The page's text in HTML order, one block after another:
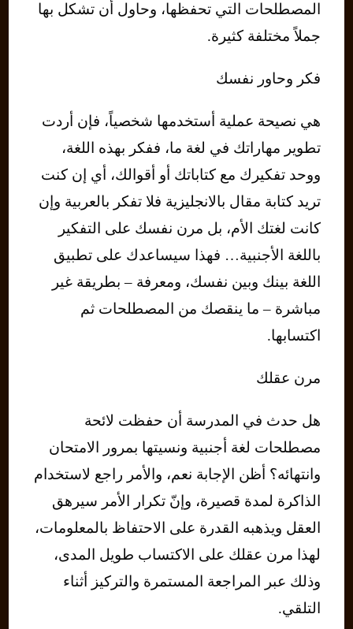
المصطلحات التي تحفظها، وحاول أن تشكل بها
جملاً مختلفة كثيرة.
فكر وحاور نفسك
هي نصيحة عملية أستخدمها شخصياً، فإن أردت
تطوير مهاراتك في لغة ما، ففكر بهذه اللغة،
ووحد تفكيرك مع كتاباتك أو أقوالك، أي إن كنت
تريد كتابة مقال بالانجليزية فلا تفكر بالعربية وإن
كانت لغتك الأم، بل مرن نفسك على التفكير
باللغة الأجنبية… فهذا سيساعدك على تطبيق
اللغة بينك وبين نفسك، ومعرفة – بطريقة غير
مباشرة – ما ينقصك من المصطلحات ثم
اكتسابها.
مرن عقلك
هل حدث في المدرسة أن حفظت لائحة
مصطلحات لغة أجنبية ونسيتها بمرور الامتحان
وانتهائه؟ أظن الإجابة نعم، والأمر راجع لاستخدام
الذاكرة لمدة قصيرة، وإنّ تكرار الأمر سيرهق
العقل ويذهبه القدرة على الاحتفاظ بالمعلومات،
لهذا مرن عقلك على الاكتساب طويل المدى،
وذلك عبر المراجعة المستمرة والتركيز أثناء
التلقي.